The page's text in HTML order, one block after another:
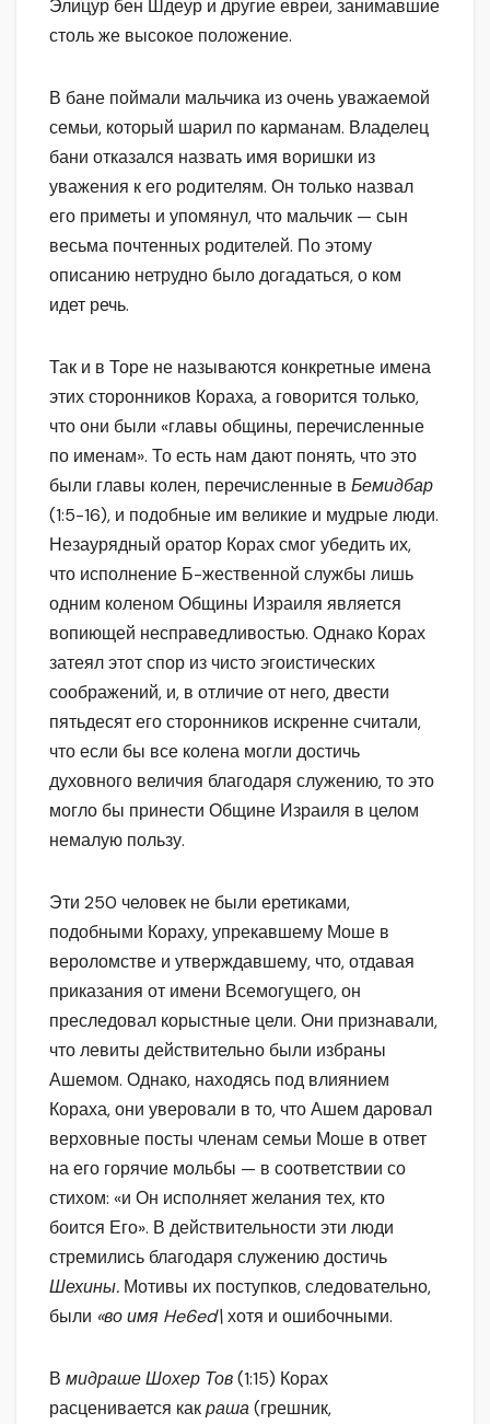
Элицур бен Шдеур и другие евреи, занимавшие
столь же высокое положение.
В бане поймали мальчика из очень уважаемой
семьи, который шарил по карманам. Владелец
бани отказался назвать имя воришки из
уважения к его родителям. Он только назвал
его приметы и упомянул, что мальчик — сын
весьма почтенных родителей. По этому
описанию нетрудно было догадаться, о ком
идет речь.
Так и в Торе не называются конкретные имена
этих сторонников Кораха, а говорится только,
что они были «главы общины, перечисленные
по именам». То есть нам дают понять, что это
были главы колен, перечисленные в Бемидбар
(1:5-16), и подобные им великие и мудрые люди.
Незаурядный оратор Корах смог убедить их,
что исполнение Б-жественной службы лишь
одним коленом Общины Израиля является
вопиющей несправедливостью. Однако Корах
затеял этот спор из чисто эгоистических
соображений, и, в отличие от него, двести
пятьдесят его сторонников искренне считали,
что если бы все колена могли достичь
духовного величия благодаря служению, то это
могло бы принести Общине Израиля в целом
немалую пользу.
Эти 250 человек не были еретиками,
подобными Кораху, упрекавшему Моше в
вероломстве и утверждавшему, что, отдавая
приказания от имени Всемогущего, он
преследовал корыстные цели. Они признавали,
что левиты действительно были избраны
Ашемом. Однако, находясь под влиянием
Кораха, они уверовали в то, что Ашем даровал
верховные посты членам семьи Моше в ответ
на его горячие мольбы — в соответствии со
стихом: «и Он исполняет желания тех, кто
боится Его». В действительности эти люди
стремились благодаря служению достичь
Шехины. Мотивы их поступков, следовательно,
были «во имя He6ed\хотя и ошибочными.
В мидраше Шохер Тов(1:15) Корах
расценивается какраша(грешник,